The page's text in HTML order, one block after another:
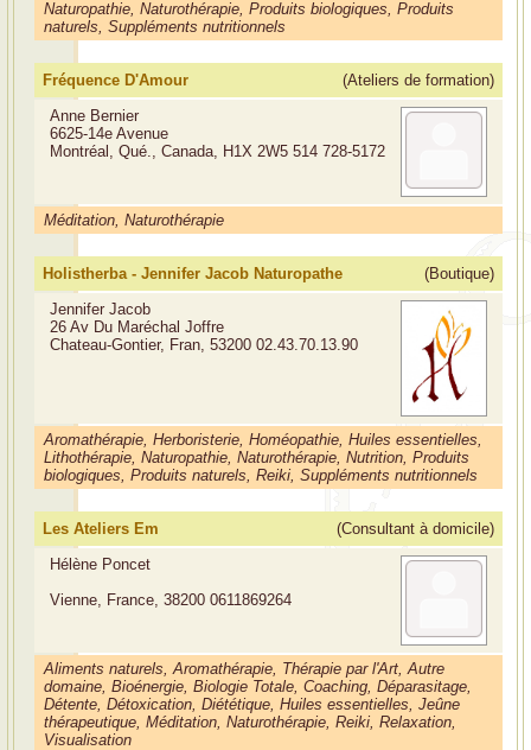
Naturopathie, Naturothérapie, Produits biologiques, Produits
naturels, Suppléments nutritionnels
Fréquence D'Amour
(Ateliers de formation)
Anne Bernier
6625-14e Avenue
Montréal, Qué., Canada, H1X 2W5 514 728-5172
Méditation, Naturothérapie
Holistherba - Jennifer Jacob Naturopathe
(Boutique)
Jennifer Jacob
26 Av Du Maréchal Joffre
Chateau-Gontier, Fran, 53200 02.43.70.13.90
Aromathérapie, Herboristerie, Homéopathie, Huiles essentielles,
Lithothérapie, Naturopathie, Naturothérapie, Nutrition, Produits
biologiques, Produits naturels, Reiki, Suppléments nutritionnels
Les Ateliers Em
(Consultant à domicile)
Hélène Poncet
Vienne, France, 38200 0611869264
Aliments naturels, Aromathérapie, Thérapie par l'Art, Autre
domaine, Bioénergie, Biologie Totale, Coaching, Déparasitage,
Détente, Détoxication, Diététique, Huiles essentielles, Jeûne
thérapeutique, Méditation, Naturothérapie, Reiki, Relaxation,
Visualisation